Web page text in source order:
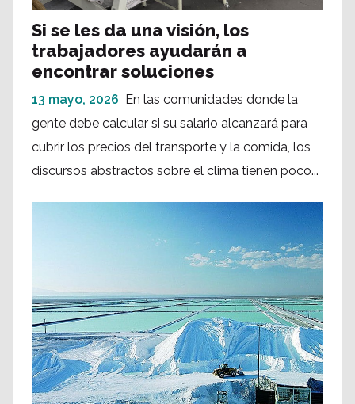
Si se les da una visión, los
trabajadores ayudarán a
encontrar soluciones
13 mayo, 2026 En las comunidades donde la
gente debe calcular si su salario alcanzará para
cubrir los precios del transporte y la comida, los
discursos abstractos sobre el clima tienen poco...